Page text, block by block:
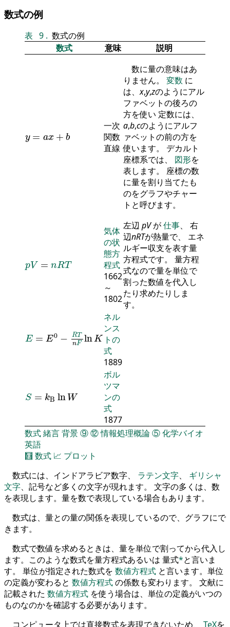
数式の例
表 9 . 数式の例
数式
意味 説明
y = ax + b
y x+b
一次
関数
直線
数に量の意味はあ
りません。 変数 に
は、x,y,zのようにアル
ファベットの後ろの
方を使い 定数には、
a,b,cのようにアルフ
ァベットの前の方を
使います。 デカルト
座標系では、 図形を
表します。 座標の数
に量を割り当てたも
のをグラフやチャー
トと呼びます。
pV = nRT
pV= RT
気体
の状
態方
程式
1662
～
1802
左辺 pVが仕事、 右
辺nRTが熱量で、 エネ
ルギー収支を表す量
方程式です。 量方程
式なので量を単位で
割った数値を代入し
たり求めたりしま
す。
E = E0 − RT
nF lnK
E= 0-RT FlnK
ネル
ンス
トの
式
1889
S = kB ln W
S= Bln W
ボル
ツマ
ンの
式
1877
数式緒言背景⑨⑫情報処理概論⑤化学バイオ
英語
🧮 数式 📈 プロット
数式には、インドアラビア数字、 ラテン文字、 ギリシャ
文字、記号など多くの文字が現れます。 文字の多くは、数
を表現します。量を数で表現している場合もあります。
数式は、量との量の関係を表現しているので、グラフにで
きます。
数式で数値を求めるときは、量を単位で割ってから代入し
ます。このような数式を量方程式あるいは 量式*と言いま
す。 単位が指定された数式を 数値方程式 と言います。単位
の定義が変わると 数値方程式の係数も変わります。 文献に
記載された 数値方程式 を使う場合は、単位の定義がいつの
ものなのかを確認する必要があります。
コンピュータ上では直接数式を表現できないため、 TeXを